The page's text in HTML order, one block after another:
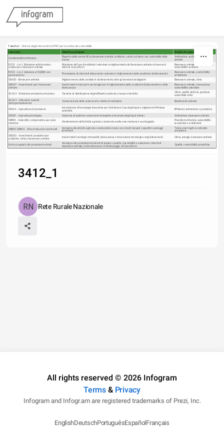
Tabella 1 - Sintesi degli interventi del PSP per la zootecnia sostenibile
Intervento Obiettivo principale
Ambito di sostenibilità
Condizionalità rafforzata
Rispetto delle norme UE su benessere animale, ambiente, salute animale e uso sostenibile delle
risorse
Ambientale, sanitario, benessere
animale
ECO1 – Liv. 1 Riduzione antimicrobico-
resistenza e benessere animale
Riduzione dell’uso di antibiotici veterinari e miglioramento del benessere animale attraverso il
sistema ClassyFarm
Benessere animale, salute pubblica,
sostenibilità sanitaria
ECO1 – Liv. 2 Adesione al SQNBA con
pascolamento Promozione di sistemi di allevamento estensivi e miglioramento delle condizioni di allevamento Benessere animale, sostenibilità
ambientale
SRA30 – Benessere animale Miglioramento delle condizioni di allevamento oltre gli standard obbligatori Benessere animale, clima
SRD07 – Investimenti per il benessere
animale
Investimenti strutturali e tecnologici per il miglioramento delle condizioni di allevamento e della
biosicurezza
Benessere animale, innovazione,
sostenibilità aziendale
ACA13 – Riduzione emissioni ammoniaca
Tecniche di distribuzione degli effluenti zootecnici a bassa emissività Clima, qualità dell’aria, gestione
sostenibile reflui
ACA14 – Allevatori custodi
dell’agrobiodiversità Conservazione delle razze locali a rischio di estinzione Biodiversità animale
SRA24 – Agricoltura di precisione Introduzione di tecnologie innovative per ottimizzare l’uso degli input e migliorare l’efficienza
aziendale Efficienza ambientale e produttiva
SRA29 – Agricoltura biologica Adozione di pratiche zootecniche biologiche e riduzione degli input chimici
Ambientale, benessere animale
SRB01 – Indennità compensativa per zone
montane
Mantenimento dell’attività agricola e zootecnica nelle aree montane e svantaggiate
Presidio territoriale, sostenibilità
economica e ambientale
SRB02-SRB03 – Vincoli naturali e territoriali
Sostegno alle attività agricole e zootecniche in aree con vincoli naturali o specifici svantaggi
territoriali
Tutela aree fragili e continuità
produttiva
SRD02 – Investimenti produttivi per
ambiente, clima e benessere animale Investimenti in energie rinnovabili, biosicurezza e innovazione tecnologica negli allevamenti Clima, energia, benessere animale
Aiuti accoppiati alle produzioni animali Sostegno alle produzioni zootecniche legate a qualità, tracciabilità e adesione a sistemi di
benessere animale, anche attraverso il monitoraggio di ClassyFarm Qualità, sostenibilità produttiva
3412_1
Rete Rurale Nazionale
All rights reserved © 2026 Infogram
Terms& Privacy
Infogram and Infogr.am are registered trademarks of Prezi, Inc.
EnglishDeutschPortuguêsEspañolFrançais